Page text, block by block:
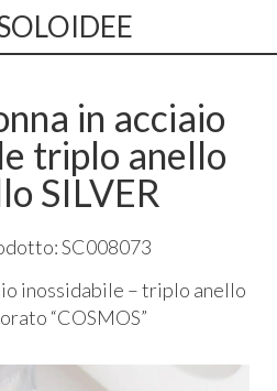
in acciaio
triplo anello
SILVER
SC008073
inossidabile – triplo anello
“COSMOS”